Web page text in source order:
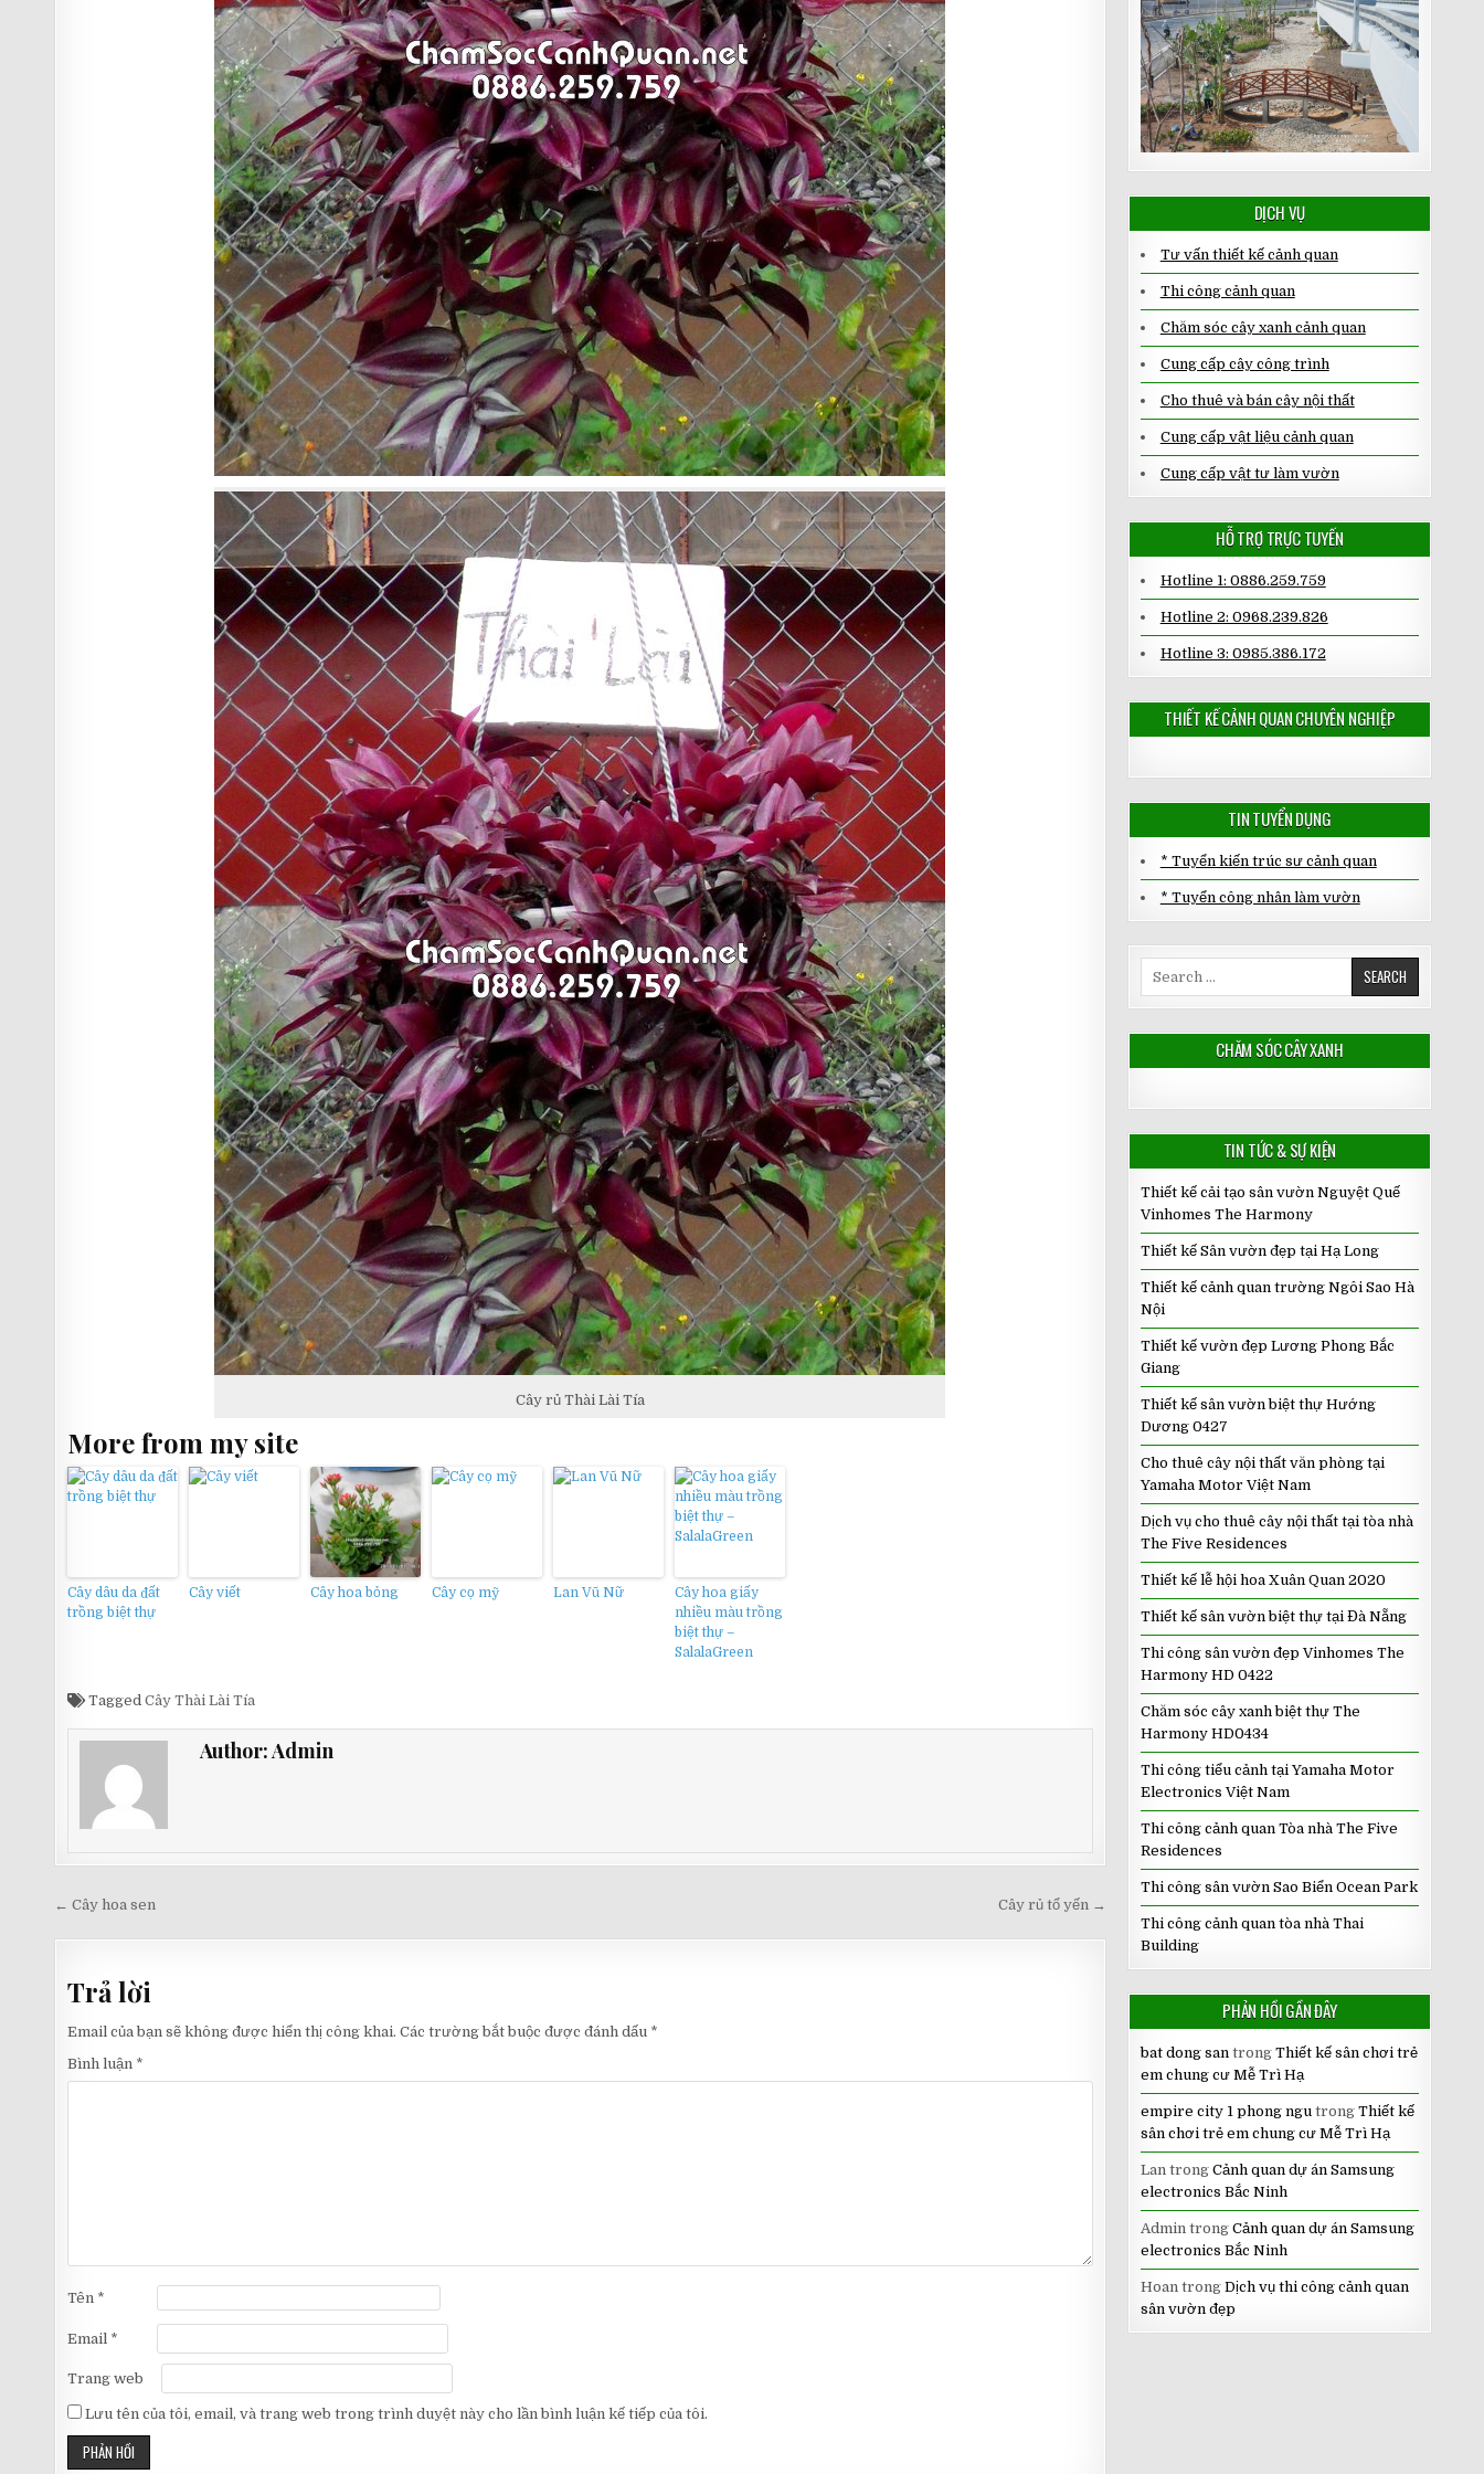
Cây rủ Thài Lài Tía
More from my site
Cây dâu da đất
trồng biệt thự
Cây viết Cây hoa bỏng Cây cọ mỹ Lan Vũ Nữ
Cây hoa giấy
nhiều màu trồng
biệt thự –
SalalaGreen
TaggedCây Thài Lài Tía
Author:Admin
Điều
hướng
viết
Cây rủ tổ yến →
← Cây hoa sen
Trả lời
Email của bạn sẽ không được hiển thị công khai. Các trường bắt buộc được đánh dấu *
Bình luận *
Tên *
Email *
Trang web
Lưu tên của tôi, email, và trang web trong trình duyệt này cho lần bình luận kế tiếp của tôi.
DỊCH VỤ
Tư vấn thiết kế cảnh quan
Thi công cảnh quan
Chăm sóc cây xanh cảnh quan
Cung cấp cây công trình
Cho thuê và bán cây nội thất
Cung cấp vật liệu cảnh quan
Cung cấp vật tư làm vườn
HỖ TRỢ TRỰC TUYẾN
Hotline 1: 0886.259.759
Hotline 2: 0968.239.826
Hotline 3: 0985.386.172
THIẾT KẾ CẢNH QUAN CHUYÊN NGHIỆP
TIN TUYỂN DỤNG
* Tuyển kiến trúc sư cảnh quan
* Tuyển công nhân làm vườn
CHĂM SÓC CÂY XANH
TIN TỨC & SỰ KIỆN
Thiết kế cải tạo sân vườn Nguyệt Quế
Vinhomes The Harmony
Thiết kế Sân vườn đẹp tại Hạ Long
Thiết kế cảnh quan trường Ngôi Sao Hà
Nội
Thiết kế vườn đẹp Lương Phong Bắc
Giang
Thiết kế sân vườn biệt thự Hướng
Dương 0427
Cho thuê cây nội thất văn phòng tại
Yamaha Motor Việt Nam
Dịch vụ cho thuê cây nội thất tại tòa nhà
The Five Residences
Thiết kế lễ hội hoa Xuân Quan 2020
Thiết kế sân vườn biệt thự tại Đà Nẵng
Thi công sân vườn đẹp Vinhomes The
Harmony HD 0422
Chăm sóc cây xanh biệt thự The
Harmony HD0434
Thi công tiểu cảnh tại Yamaha Motor
Electronics Việt Nam
Thi công cảnh quan Tòa nhà The Five
Residences
Thi công sân vườn Sao Biển Ocean Park
Thi công cảnh quan tòa nhà Thai
Building
PHẢN HỒI GẦN ĐÂY
bat dong santrong Thiết kế sân chơi trẻ
em chung cư Mễ Trì Hạ
empire city 1 phong ngutrong Thiết kế
sân chơi trẻ em chung cư Mễ Trì Hạ
Lantrong Cảnh quan dự án Samsung
electronics Bắc Ninh
Admintrong Cảnh quan dự án Samsung
electronics Bắc Ninh
Hoantrong Dịch vụ thi công cảnh quan
sân vườn đẹp